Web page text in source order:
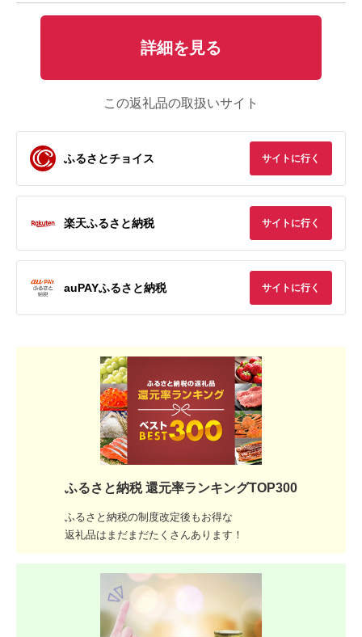
詳細を見る
この返礼品の取扱いサイト
ふるさとチョイス サイトに行く
楽天ふるさと納税 サイトに行く
auPAYふるさと納税 サイトに行く
ふるさと納税 還元率ランキングTOP300
ふるさと納税の制度改定後もお得な
返礼品はまだまだたくさんあります！